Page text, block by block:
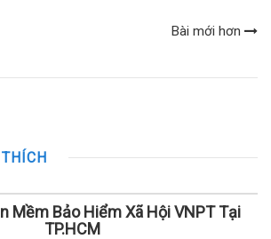
Bài mới hơn
Mềm Bảo Hiểm Xã Hội VNPT Tại
TP.HCM